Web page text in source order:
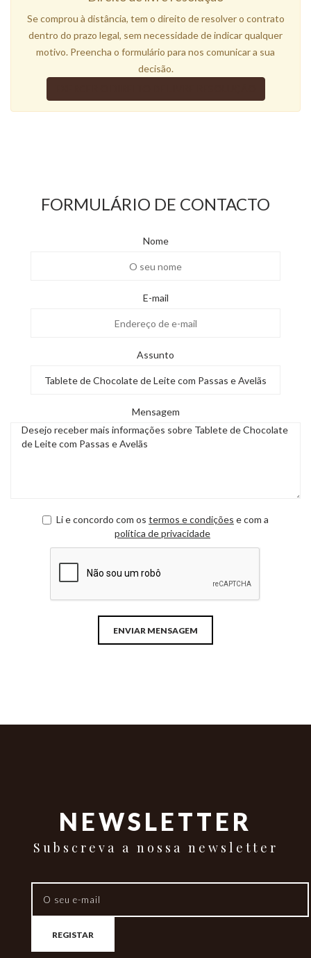
Se comprou à distância, tem o direito de resolver o contrato
dentro do prazo legal, sem necessidade de indicar qualquer
motivo. Preencha o formulário para nos comunicar a sua
decisão.
FORMULÁRIO DE CONTACTO
Nome
E-mail
Assunto
Mensagem
Li e concordo com os termos e condições e com a
política de privacidade
ENVIAR MENSAGEM
NEWSLETTER
Subscreva a nossa newsletter
REGISTAR